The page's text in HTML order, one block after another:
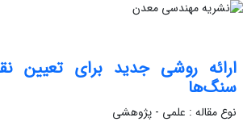
ارائه روشی جدید برای تعیین
سنگ‌ها
نوع مقاله : علمی - پژوهشی